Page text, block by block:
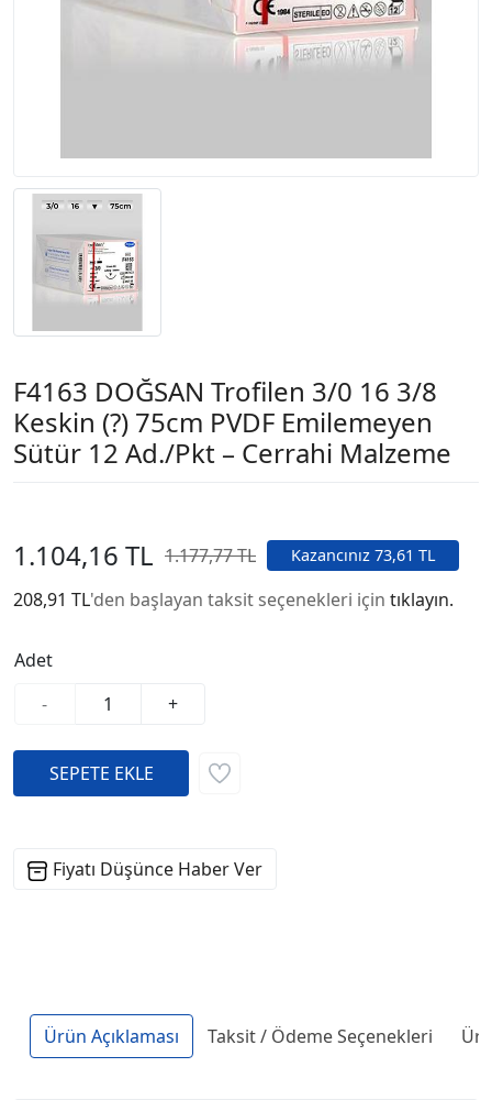
F4163 DOĞSAN Trofilen 3/0 16 3/8
Keskin (?) 75cm PVDF Emilemeyen
Sütür 12 Ad./Pkt – Cerrahi Malzeme
1.104,16 TL 1.177,77 TL Kazancınız 73,61 TL
208,91 TL'den başlayan taksit seçenekleri için tıklayın.
Adet
-
+
Fiyatı Düşünce Haber Ver
Ürün Açıklaması Taksit / Ödeme Seçenekleri